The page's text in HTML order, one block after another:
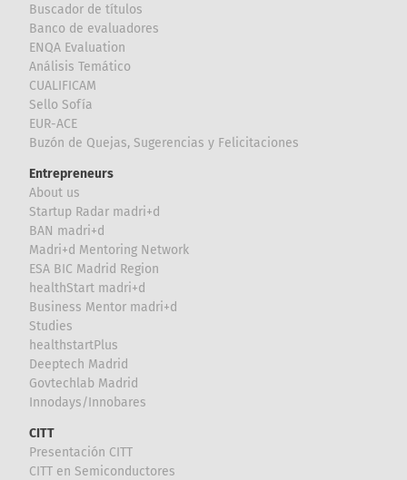
Buscador de títulos
Banco de evaluadores
ENQA Evaluation
Análisis Temático
CUALIFICAM
Sello Sofía
EUR-ACE
Buzón de Quejas, Sugerencias y Felicitaciones
Entrepreneurs
About us
Startup Radar madri+d
BAN madri+d
Madri+d Mentoring Network
ESA BIC Madrid Region
healthStart madri+d
Business Mentor madri+d
Studies
healthstartPlus
Deeptech Madrid
Govtechlab Madrid
Innodays/Innobares
CITT
Presentación CITT
CITT en Semiconductores